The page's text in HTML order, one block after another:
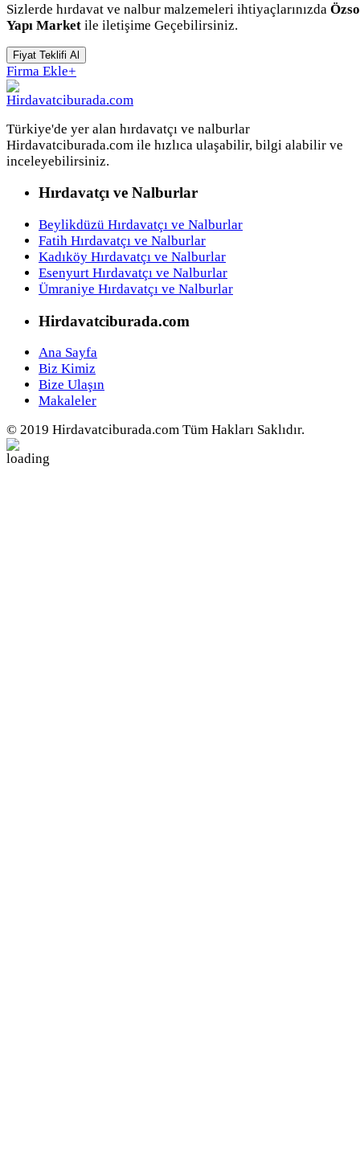
Sizlerde hırdavat ve nalbur malzemeleri ihtiyaçlarınızda
Yapı Market ile iletişime Geçebilirsiniz.
Fiyat Teklifi Al
Firma Ekle+
Türkiye'de yer alan hırdavatçı ve nalburlar
Hirdavatciburada.com ile hızlıca ulaşabilir, bilgi alabilir ve
inceleyebilirsiniz.
Hırdavatçı ve Nalburlar
Beylikdüzü Hırdavatçı ve Nalburlar
Fatih Hırdavatçı ve Nalburlar
Kadıköy Hırdavatçı ve Nalburlar
Esenyurt Hırdavatçı ve Nalburlar
Ümraniye Hırdavatçı ve Nalburlar
Hirdavatciburada.com
Ana Sayfa
Biz Kimiz
Bize Ulaşın
Makaleler
© 2019 Hirdavatciburada.com Tüm Hakları Saklıdır.